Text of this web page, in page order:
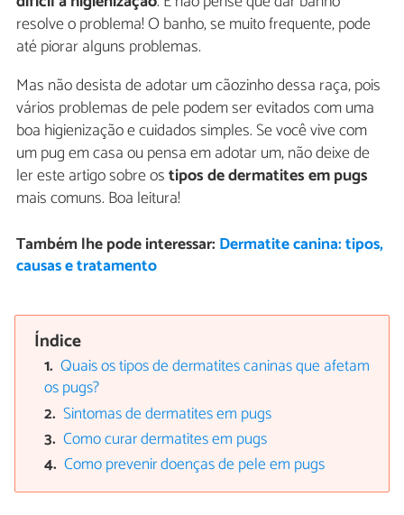
resolve o problema! O banho, se muito frequente, pode
até piorar alguns problemas.
Mas não desista de adotar um cãozinho dessa raça, pois
vários problemas de pele podem ser evitados com uma
boa higienização e cuidados simples. Se você vive com
um pug em casa ou pensa em adotar um, não deixe de
ler este artigo sobre ostipos de dermatites em pugs
mais comuns. Boa leitura!
Também lhe pode interessar: Dermatite canina: tipos,
causas e tratamento
Índice
Quais os tipos de dermatites caninas que afetam
os pugs?
Sintomas de dermatites em pugs
Como curar dermatites em pugs
Como prevenir doenças de pele em pugs